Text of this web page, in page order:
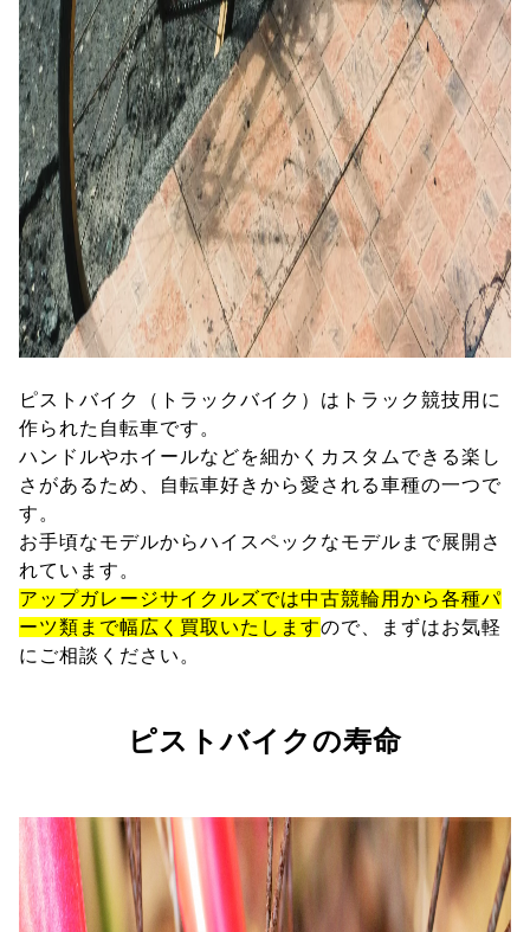
ピストバイク（トラックバイク）はトラック競技用に
作られた自転車です。
ハンドルやホイールなどを細かくカスタムできる楽し
さがあるため、自転車好きから愛される車種の一つで
す。
お手頃なモデルからハイスペックなモデルまで展開さ
れています。
アップガレージサイクルズでは中古競輪用から各種パ
ーツ類まで幅広く買取いたしますので、まずはお気軽
にご相談ください。
ピストバイクの寿命